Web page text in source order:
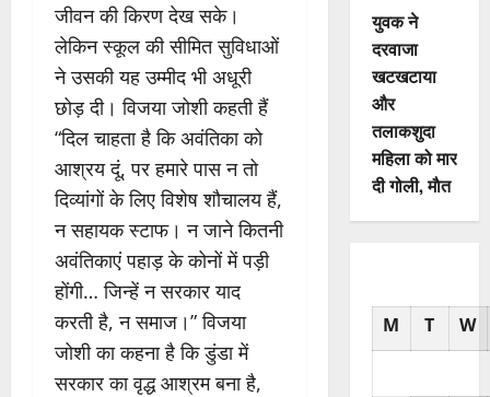
जीवन की किरण देख सके।
लेकिन स्कूल की सीमित सुविधाओं
ने उसकी यह उम्मीद भी अधूरी
छोड़ दी। विजया जोशी कहती हैं
“दिल चाहता है कि अवंतिका को
आश्रय दूं, पर हमारे पास न तो
दिव्यांगों के लिए विशेष शौचालय हैं,
न सहायक स्टाफ। न जाने कितनी
अवंतिकाएं पहाड़ के कोनों में पड़ी
होंगी… जिन्हें न सरकार याद
करती है, न समाज।” विजया
जोशी का कहना है कि डुंडा में
सरकार का वृद्ध आश्रम बना है,
युवक ने
दरवाजा
खटखटाया
और
तलाकशुदा
महिला को मार
दी गोली, माैत
M T W